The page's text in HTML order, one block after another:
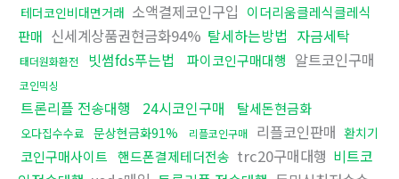
테더코인비대면거래 소액결제코인구입 이더리움클레식클레식
판매 신세계상품권현금화94% 탈세하는방법 자금세탁
태더원화환전 빗썸fds푸는법 파이코인구매대행 알트코인구매
코인믹싱
트론리플 전송대행 24시코인구매 탈세돈현금화
오다집수수료 문상현금화91% 리플코인구매 리플코인판매 환치기
코인구매사이트 핸드폰결제테더전송 trc20구매대행 비트코